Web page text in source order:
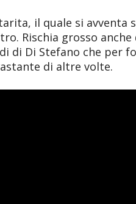
il quale si avventa
Rischia grosso anche
di Di Stefano che per
di altre volte.